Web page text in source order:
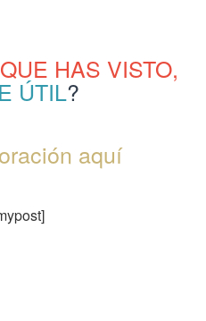
HAS VISTO,
ÚTIL?
aquí